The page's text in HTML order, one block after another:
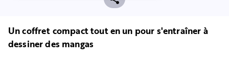
Un coffret compact tout en un pour s'entraîner à
dessiner des mangas